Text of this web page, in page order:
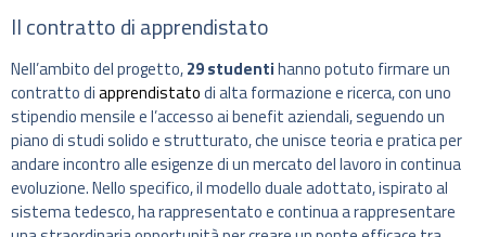
Il contratto di apprendistato
Nell’ambito del progetto,29 studentihanno potuto firmare un
contratto diapprendistatodi alta formazione e ricerca, con uno
stipendio mensile e l’accesso ai benefit aziendali, seguendo un
piano di studi solido e strutturato, che unisce teoria e pratica per
andare incontro alle esigenze di un mercato del lavoro in continua
evoluzione. Nello specifico, il modello duale adottato, ispirato al
sistema tedesco, ha rappresentato e continua a rappresentare